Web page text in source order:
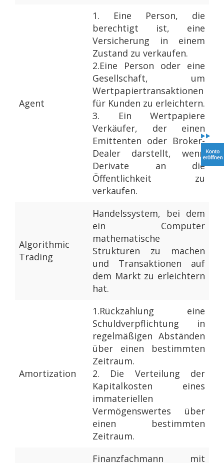
Agent
1. Eine Person, die
berechtigt ist, eine
Versicherung in einem
Zustand zu verkaufen.
2.Eine Person oder eine
Gesellschaft, um
Wertpapiertransaktionen
für Kunden zu erleichtern.
3. Ein Wertpapiere
Verkäufer, der einen
Emittenten oder Broker-
Dealer darstellt, wenn
Derivate an die
Öffentlichkeit zu
verkaufen.
Algorithmic
Trading
Handelssystem, bei dem
ein Computer
mathematische
Strukturen zu machen
und Transaktionen auf
dem Markt zu erleichtern
hat.
Amortization
1.Rückzahlung eine
Schuldverpflichtung in
regelmäßigen Abständen
über einen bestimmten
Zeitraum.
2. Die Verteilung der
Kapitalkosten eines
immateriellen
Vermögenswertes über
einen bestimmten
Zeitraum.
Finanzfachmann mit